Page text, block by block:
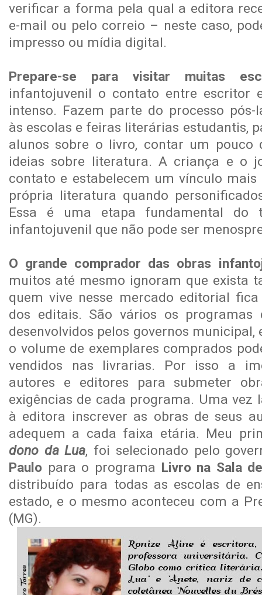
verificar a forma pela qual a editora
e-mail ou pelo correio – neste caso,
impresso ou mídia digital.
Prepare-se para visitar muitas
infantojuvenil o contato entre escritor
intenso. Fazem parte do processo
às escolas e feiras literárias estudantis,
alunos sobre o livro, contar um
ideias sobre literatura. A criança e o
contato e estabelecem um vínculo
própria literatura quando
Essa é uma etapa fundamental do
infantojuvenil que não pode ser
O grande comprador das obras
muitos até mesmo ignoram que exista
quem vive nesse mercado editorial
dos editais. São vários os
desenvolvidos pelos governos
o volume de exemplares comprados
vendidos nas livrarias. Por isso a
autores e editores para submeter
exigências de cada programa. Uma vez
à editora inscrever as obras de seus
adequem a cada faixa etária. Meu
dono da Lua, foi selecionado pelo
Paulo para o programa Livro na Sala
distribuído para todas as escolas de
estado, e o mesmo aconteceu com a
(MG).